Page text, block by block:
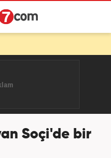
Soçi'de bir